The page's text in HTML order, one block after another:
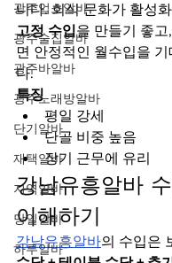
광주업소알바
광주술집알바
광주바알바
광주노래방알바
단기알바
재택알바
지역알바
당일알바
하루알바
니다. 회식 문화가 활성
고정 수입을 만들기 좋
면 안정적인 월수입을 기
다.
특징
평일 강세
단골 비중 높음
장기 근무에 유리
강남유흥알바
이해하기
강남유흥알바의 수입은